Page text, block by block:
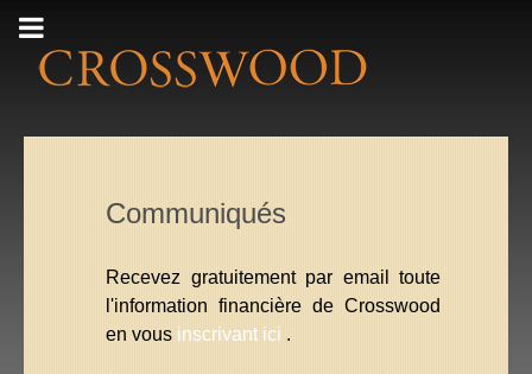
Communiqués
Recevez gratuitement par email toute
l'information financière de Crosswood
en vous inscrivant ici .